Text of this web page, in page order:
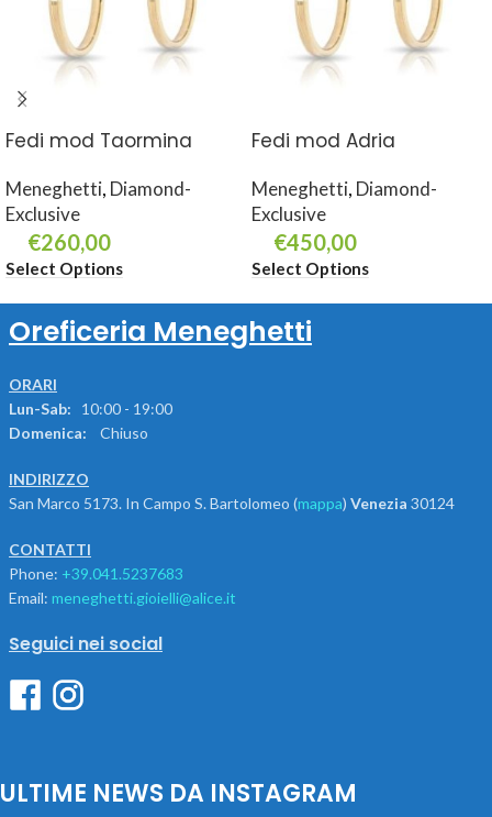
Fedi mod Taormina
Meneghetti, Diamond-
Exclusive
€260,00
Select Options
Fedi mod Adria
Meneghetti, Diamond-
Exclusive
€450,00
Select Options
Oreficeria Meneghetti
ORARI
Lun-Sab: 10:00 - 19:00
Domenica:
Chiuso
INDIRIZZO
San Marco 5173. In Campo S. Bartolomeo (mappa) Venezia 30124
CONTATTI
Phone: +39.041.5237683
Email: meneghetti.gioielli@alice.it
Seguici nei social
ULTIME NEWS DA INSTAGRAM